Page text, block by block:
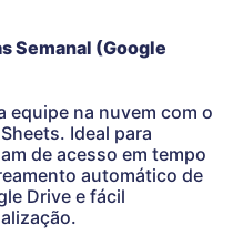
Semanal (Google
equipe na nuvem com o
Ideal para
de acesso em tempo
automático de
Drive e fácil